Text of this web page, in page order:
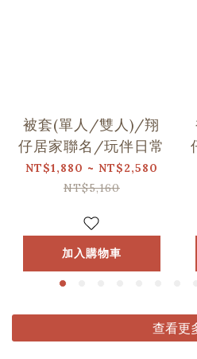
被套(單人/雙人)/翔
仔居家聯名/玩伴日常
NT$1,880 ~ NT$2,580
NT$5,160
加入購物車
查看更